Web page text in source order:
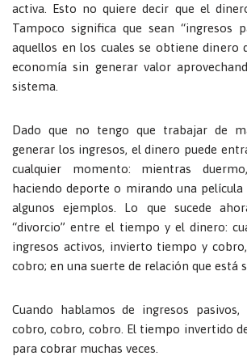
activa. Esto no quiere decir que el
Tampoco significa que sean “ingresos
aquellos en los cuales se obtiene dinero
economía sin generar valor
sistema.
Dado que no tengo que trabajar de
generar los ingresos, el dinero puede
cualquier momento: mientras
haciendo deporte o mirando una
algunos ejemplos. Lo que sucede
“divorcio” entre el tiempo y el dinero:
ingresos activos, invierto tiempo y
cobro; en una suerte de relación que está
Cuando hablamos de ingresos
cobro, cobro, cobro. El tiempo invertido
para cobrar muchas veces.